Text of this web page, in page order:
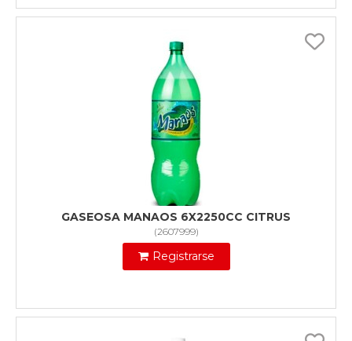
GASEOSA MANAOS 6X2250CC CITRUS
(2607999)
Registrarse